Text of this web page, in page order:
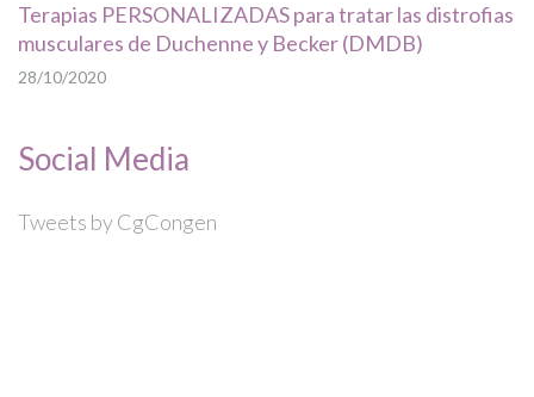
Terapias PERSONALIZADAS para tratar las distrofias
musculares de Duchenne y Becker (DMDB)
28/10/2020
Social Media
Tweets by CgCongen